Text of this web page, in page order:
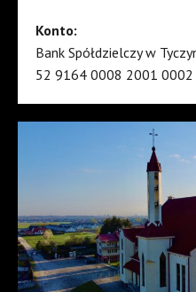
Konto:
Bank Spółdzielczy w
52 9164 0008 2001